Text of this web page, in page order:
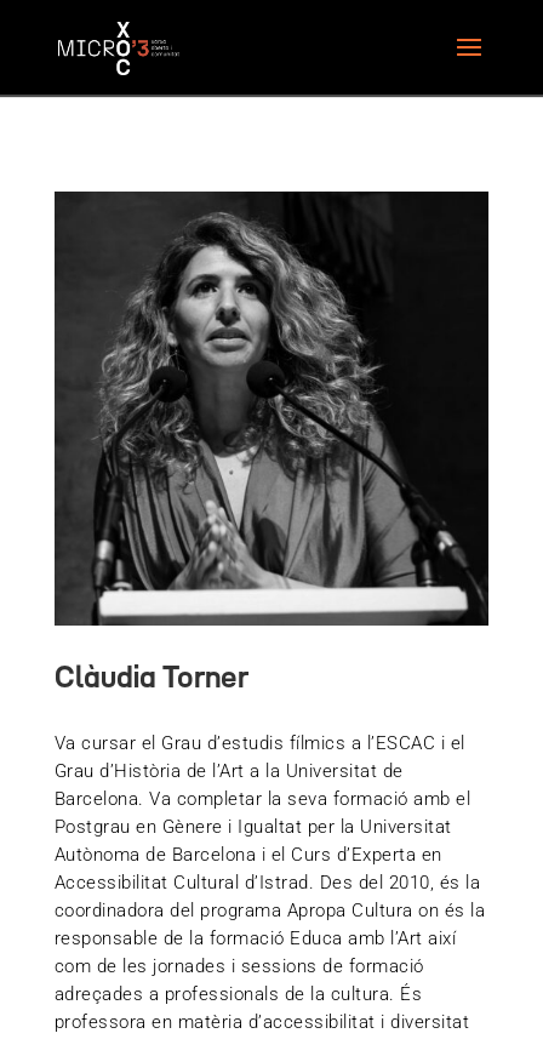
Clàudia Torner
Va cursar el Grau d’estudis fílmics a l’ESCAC i el
Grau d’Història de l’Art a la Universitat de
Barcelona. Va completar la seva formació amb el
Postgrau en Gènere i Igualtat per la Universitat
Autònoma de Barcelona i el Curs d’Experta en
Accessibilitat Cultural d’Istrad. Des del 2010, és la
coordinadora del programa Apropa Cultura on és la
responsable de la formació Educa amb l’Art així
com de les jornades i sessions de formació
adreçades a professionals de la cultura. És
professora en matèria d’accessibilitat i diversitat